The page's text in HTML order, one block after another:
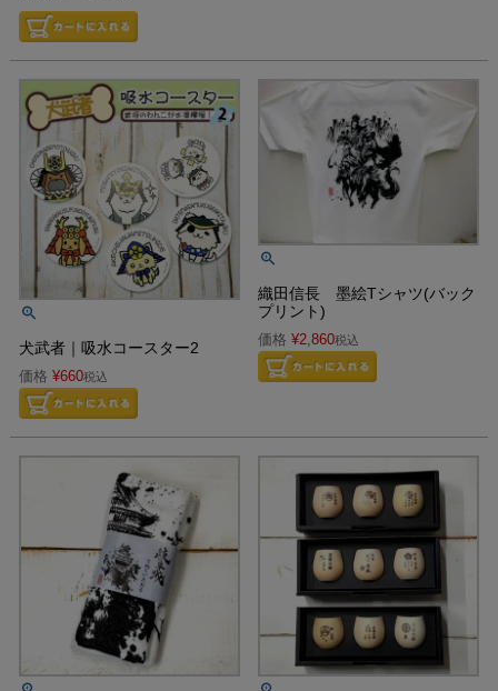
犬武者｜吸水コースター2
価格 ¥660税込
織田信長 墨絵Tシャツ(バック
プリント)
価格 ¥2,860税込